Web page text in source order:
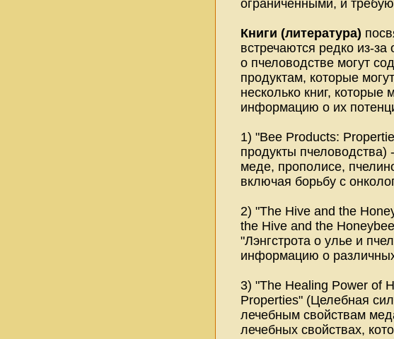
ограниченными, и
Книги (литература)
встречаются редко из-
о пчеловодстве могут
продуктам, которые
несколько книг,
информацию о их
1) "Bee Products:
продукты
меде, прополисе,
включая борьбу с
2) "The Hive and the
the Hive and the
"Лэнгстрота о улье и
информацию о
3) "The Healing Power of
Properties" (Целебная
лечебным свойствам
лечебных свойствах,